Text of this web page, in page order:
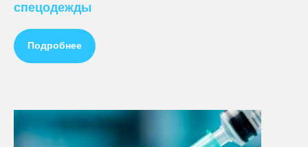
спецодежды
Подробнее